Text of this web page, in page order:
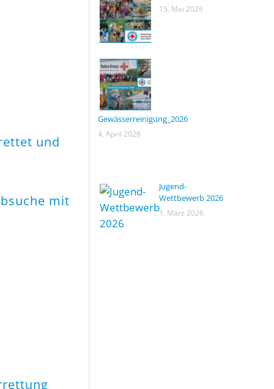
und
mit
15. Mai 2026
Gewässerreinigung_2026
4. April 2026
Jugend-
Wettbewerb 2026
1. März 2026